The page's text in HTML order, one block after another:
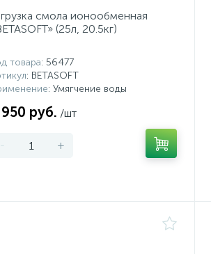
смола ионообменная
(25л, 20.5кг)
товара: 56477
: BETASOFT
: Умягчение воды
руб. /шт
- +